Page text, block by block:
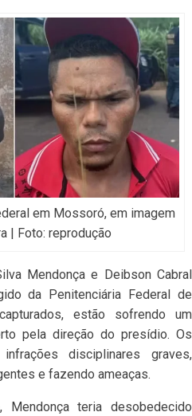
em Mossoró, em imagem
| Foto: reprodução
Mendonça e Deibson Cabral
da Penitenciária Federal de
estão sofrendo um
pela direção do presídio. Os
disciplinares graves,
e fazendo ameaças.
Mendonça teria desobedecido